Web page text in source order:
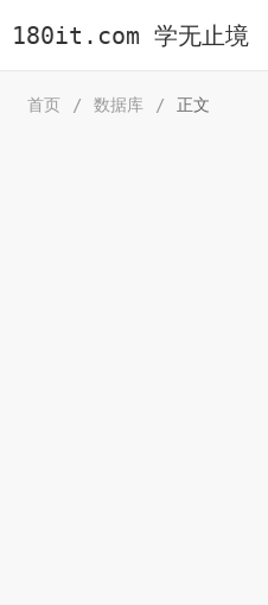
180it.com 学无止境
首页 / 数据库 / 正文